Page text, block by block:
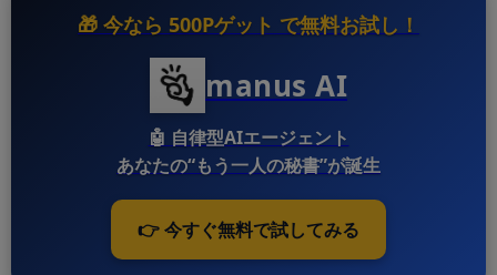
🎁 今なら 500Pゲット で無料お試し！
manus AI
🤖 自律型AIエージェント
あなたの“もう一人の秘書”が誕生
👉 今すぐ無料で試してみる